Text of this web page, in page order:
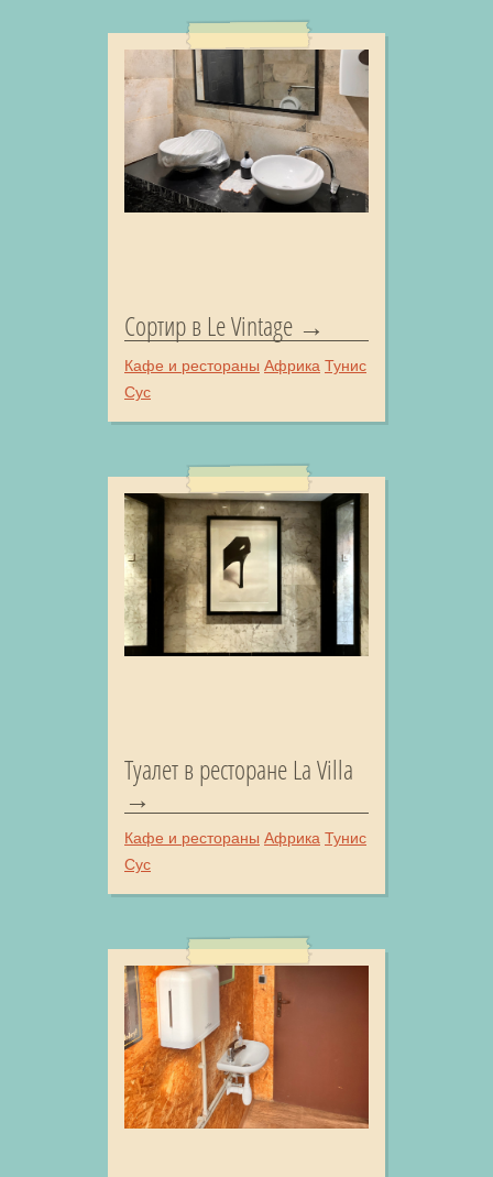
Сортир в Le Vintage
Кафе и рестораны Африка Тунис
Сус
Туалет в ресторане La Villa
Кафе и рестораны Африка Тунис
Сус